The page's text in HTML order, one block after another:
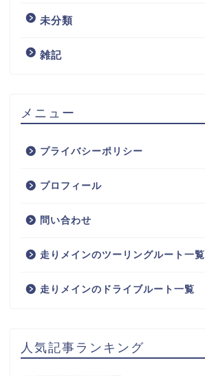
未分類
雑記
メニュー
プライバシーポリシー
プロフィール
問い合わせ
走りメインのツーリングルート一覧
走りメインのドライブルート一覧
人気記事ランキング